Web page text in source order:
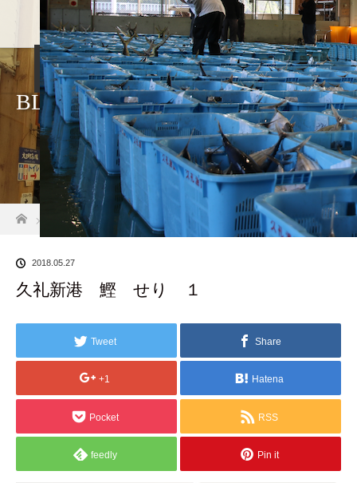
ホーム 店舗紹介 アクセス・駐車場
久礼大正町市場
BLOG
ブログ一覧 久礼新港 鰹 せり １
2018.05.27
久礼新港 鰹 せり １
Tweet Share
+1 Hatena
Pocket RSS
feedly Pin it